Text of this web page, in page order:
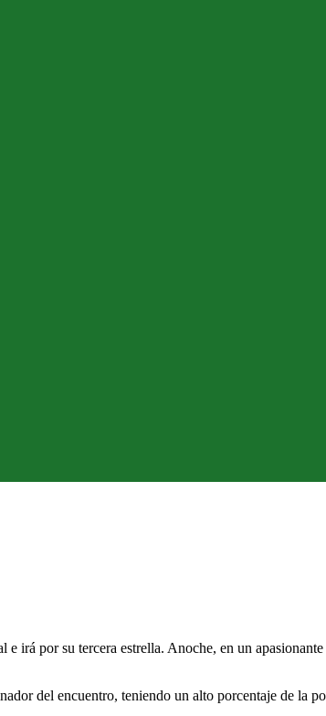
irá por su tercera estrella. Anoche, en un
del encuentro, teniendo un alto porcentaje de la